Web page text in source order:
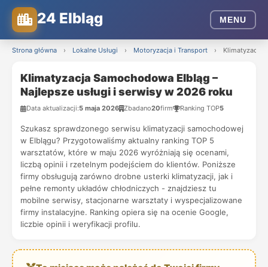
24 Elbląg MENU
Strona główna › Lokalne Usługi › Motoryzacja i Transport › Klimatyzacja
Klimatyzacja Samochodowa Elbląg –
Najlepsze usługi i serwisy w 2026 roku
Data aktualizacji:5 maja 2026 Zbadano20firm Ranking TOP5
Szukasz sprawdzonego serwisu klimatyzacji samochodowej
w Elblągu? Przygotowaliśmy aktualny ranking TOP 5
warsztatów, które w maju 2026 wyróżniają się ocenami,
liczbą opinii i rzetelnym podejściem do klientów. Poniższe
firmy obsługują zarówno drobne usterki klimatyzacji, jak i
pełne remonty układów chłodniczych - znajdziesz tu
mobilne serwisy, stacjonarne warsztaty i wyspecjalizowane
firmy instalacyjne. Ranking opiera się na ocenie Google,
liczbie opinii i weryfikacji profilu.